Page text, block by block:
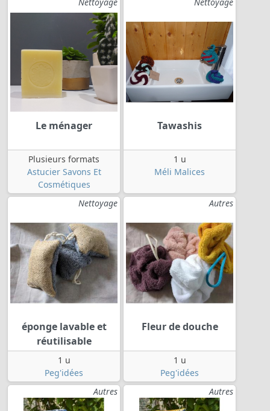
Le ménager
Plusieurs formats
Astucier Savons Et
Cosmétiques
Tawashis
1 u
Méli Malices
Nettoyage
éponge lavable et
réutilisable
1 u
Peg'idées
Autres
Fleur de douche
1 u
Peg'idées
Autres
Autres